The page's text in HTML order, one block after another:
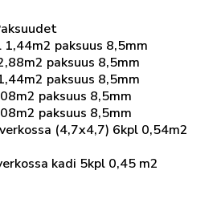
paksuus 8,5mm
paksuus 8,5mm
paksuus 8,5mm
paksuus 8,5mm
paksuus 8,5mm
(4,7x4,7) 6kpl 0,54m2
kadi 5kpl 0,45 m2